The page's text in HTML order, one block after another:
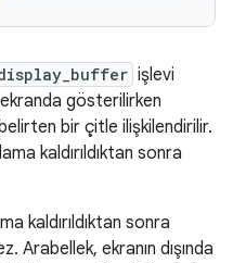
işlevi
gösterilirken
bir çitle ilişkilendirilir.
kaldırıldıktan sonra
kaldırıldıktan sonra
Arabellek, ekranın dışında